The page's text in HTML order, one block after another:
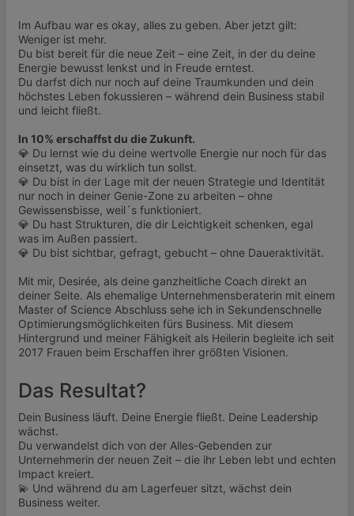
Im Aufbau war es okay, alles zu geben. Aber jetzt gilt:
Weniger ist mehr.
Du bist bereit für die neue Zeit – eine Zeit, in der du deine
Energie bewusst lenkst und in Freude erntest.
Du darfst dich nur noch auf deine Traumkunden und dein
höchstes Leben fokussieren – während dein Business stabil
und leicht fließt.
In 10% erschaffst du die Zukunft.
💎 Du lernst wie du deine wertvolle Energie nur noch für das
einsetzt, was du wirklich tun sollst.
💎 Du bist in der Lage mit der neuen Strategie und Identität
nur noch in deiner Genie-Zone zu arbeiten – ohne
Gewissensbisse, weil´s funktioniert.
💎 Du hast Strukturen, die dir Leichtigkeit schenken, egal
was im Außen passiert.
💎 Du bist sichtbar, gefragt, gebucht – ohne Daueraktivität.
Mit mir, Desirée, als deine ganzheitliche Coach direkt an
deiner Seite. Als ehemalige Unternehmensberaterin mit einem
Master of Science Abschluss sehe ich in Sekundenschnelle
Optimierungsmöglichkeiten fürs Business. Mit diesem
Hintergrund und meiner Fähigkeit als Heilerin begleite ich seit
2017 Frauen beim Erschaffen ihrer größten Visionen.
Das Resultat?
Dein Business läuft. Deine Energie fließt. Deine Leadership
wächst.
Du verwandelst dich von der Alles-Gebenden zur
Unternehmerin der neuen Zeit – die ihr Leben lebt und echten
Impact kreiert.
💫 Und während du am Lagerfeuer sitzt, wächst dein
Business weiter.